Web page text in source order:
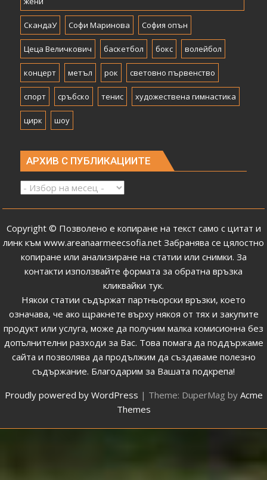
СкандаУ Софи Маринова София опън
Цеца Величкович баскетбол бокс волейбол
концерт метъл рок световно първенство
спорт сръбско тенис художествена гимнастика
цирк шоу
АРХИВ С ПУБЛИКАЦИИТЕ
Архив
Copyright © Позволено е копиране на текст само с цитат и
линк към www.areanaarmeecsofia.net Забранява се цялостно
копиране или анализиране на статии или снимки. За
контакти използвайте формата за обратна връзка
кликвайки тук.
Някои статии съдържат партньорски връзки, което
означава, че ако щракнете върху някоя от тях и закупите
продукт или услуга, може да получим малка комисионна без
допълнителни разходи за Вас. Това помага да поддържаме
сайта и позволява да продължим да създаваме полезно
съдържание. Благодарим за Вашата подкрепа!
Proudly powered by WordPress | Theme: DuperMag by Acme
Themes